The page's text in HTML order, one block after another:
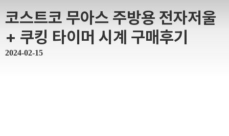
코스트코 무아스 주방용 전자저울
+ 쿠킹 타이머 시계 구매후기
2024-02-15